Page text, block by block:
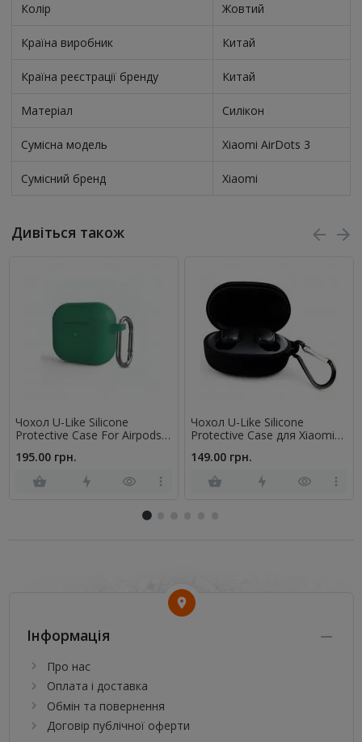
Колір Жовтий
Країна виробник Китай
Країна реєстрації бренду Китай
Матеріал Силікон
Сумісна модель Xiaomi AirDots 3
Сумісний бренд Xiaomi
Дивіться також
Чохол U-Like Silicone
Protective Case For Airpods 3
195.00 грн.
Чохол U-Like Silicone
Protective Case для Xiaomi
149.00 грн.
Інформація
Про нас
Оплата і доставка
Обмін та повернення
Договір публічної оферти